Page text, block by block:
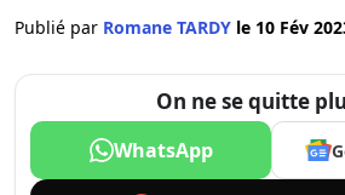
Publié par Romane TARDY le 10 Fév
On ne se quitte
WhatsApp